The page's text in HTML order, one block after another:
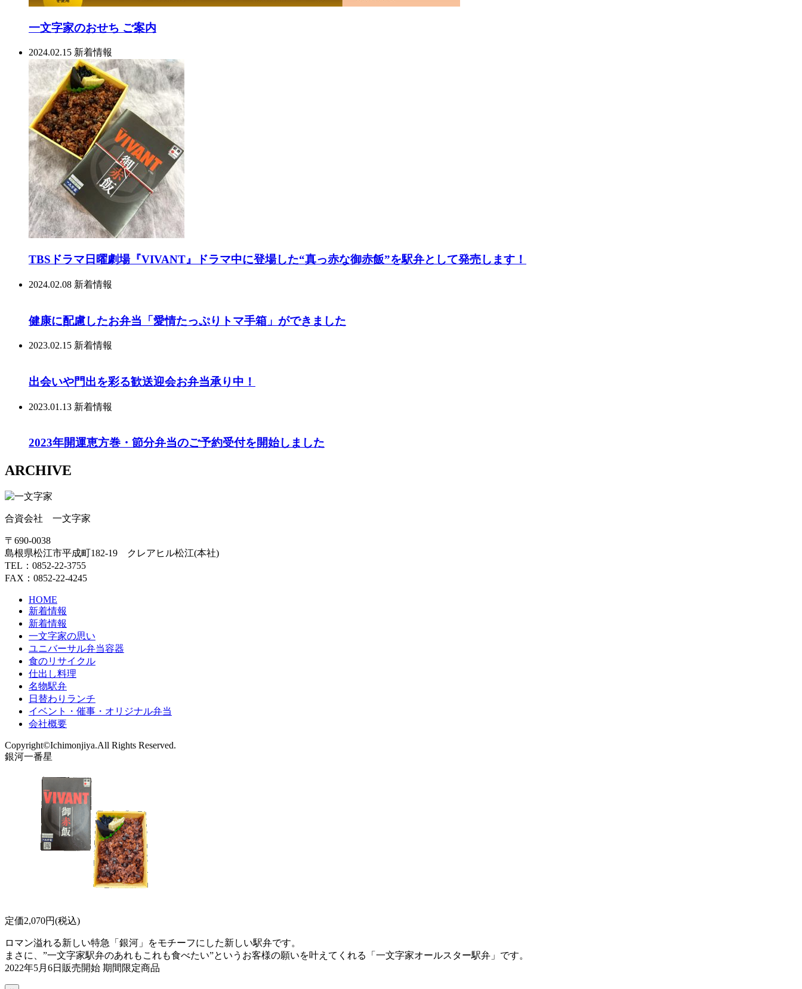
一文字家のおせち ご案内
2024.02.15 新着情報
TBSドラマ日曜劇場『VIVANT』ドラマ中に登場した“真っ赤な御赤飯”を駅弁として発売します！
2024.02.08 新着情報
健康に配慮したお弁当「愛情たっぷりトマ手箱」ができました
2023.02.15 新着情報
出会いや門出を彩る歓送迎会お弁当承り中！
2023.01.13 新着情報
2023年開運恵方巻・節分弁当のご予約受付を開始しました
ARCHIVE
合資会社 一文字家
〒690-0038
島根県松江市平成町182-19 クレアヒル松江(本社)
TEL：0852-22-3755
FAX：0852-22-4245
HOME
新着情報
新着情報
一文字家の思い
ユニバーサル弁当容器
食のリサイクル
仕出し料理
名物駅弁
日替わりランチ
イベント・催事・オリジナル弁当
会社概要
Copyright©Ichimonjiya.All Rights Reserved.
銀河一番星
定価2,070円(税込)
ロマン溢れる新しい特急「銀河」をモチーフにした新しい駅弁です。
まさに、”一文字家駅弁のあれもこれも食べたい”というお客様の願いを叶えてくれる「一文字家オールスター駅弁」です。
2022年5月6日販売開始 期間限定商品